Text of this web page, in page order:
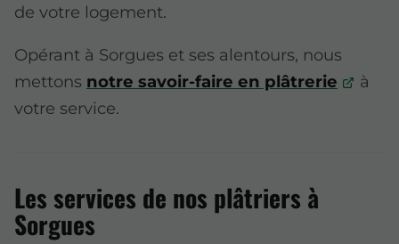
de votre logement.
Opérant à Sorgues et ses alentours, nous
mettons notre savoir-faire en plâtrerie
à
votre service.
Les services de nos plâtriers à
Sorgues